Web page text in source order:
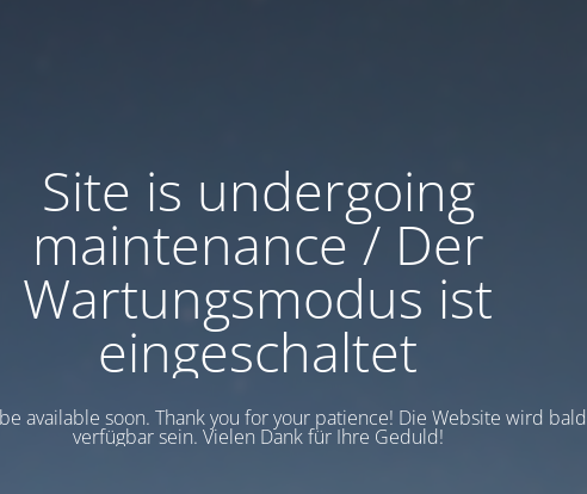
Site is undergoing
maintenance / Der
Wartungsmodus ist
eingeschaltet
available soon. Thank you for your patience! Die Website wird bald
verfügbar sein. Vielen Dank für Ihre Geduld!